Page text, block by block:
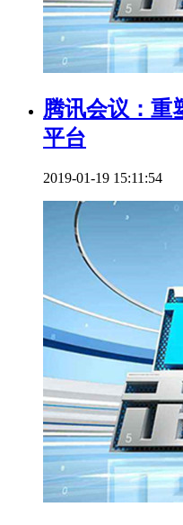
腾讯会议：重
平台
2019-01-19 15:11:54